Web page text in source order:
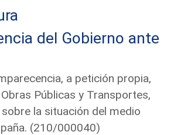
del Gobierno ante
a petición propia,
Públicas y Transportes,
la situación del medio
(210/000040)